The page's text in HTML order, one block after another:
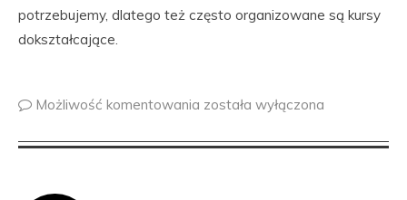
potrzebujemy, dlatego też często organizowane są kursy
dokształcające.
Możliwość komentowania została wyłączona